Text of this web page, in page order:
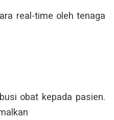
real-time oleh tenaga
obat kepada pasien.